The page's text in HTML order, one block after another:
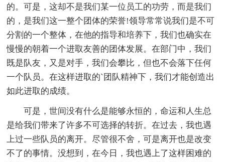
的。可是，这却不是我们某一位员工的功劳，而是我们
的，是我们这一整个团体的荣誉!领导常常说我们是不可
分割的一个整体，在他的指导和培养下，我们也确实在
慢慢的朝着一个进取友善的团体发展。在部门中，我们
既是队友，又是对手，我们会攀比，但也不会落下任何
一个队员。在这样进取的`团队精神下，我们才能创造出
如此进取的成绩。
可是，世间没有什么是能够永恒的，命运和人生总
是给我们带来了许多不可选择的转折。在过去，我也遇
上过一些队员的离开。尽管很不舍，可是离开也是改变
不了的事情。没想到，在今日，我也遇上了这样困难的